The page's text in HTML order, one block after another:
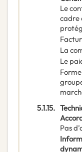
Le
cadre
La
Le
5.1.15.
Pas